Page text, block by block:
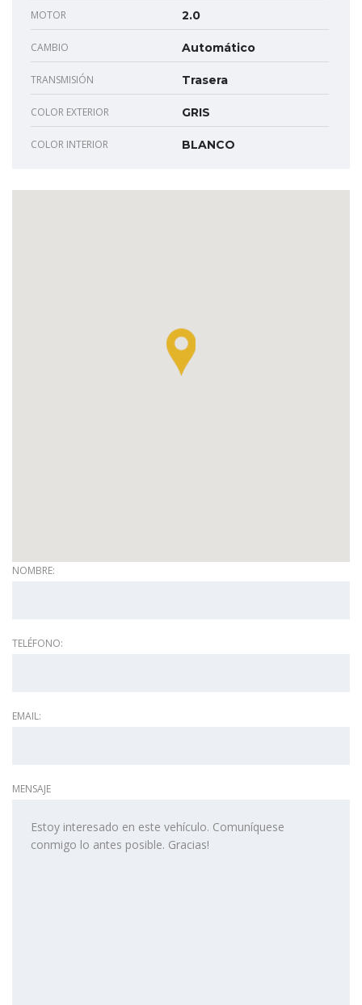
MOTOR 2.0
CAMBIO Automático
TRANSMISIÓN Trasera
COLOR EXTERIOR GRIS
COLOR INTERIOR BLANCO
NOMBRE:
TELÉFONO:
EMAIL:
MENSAJE